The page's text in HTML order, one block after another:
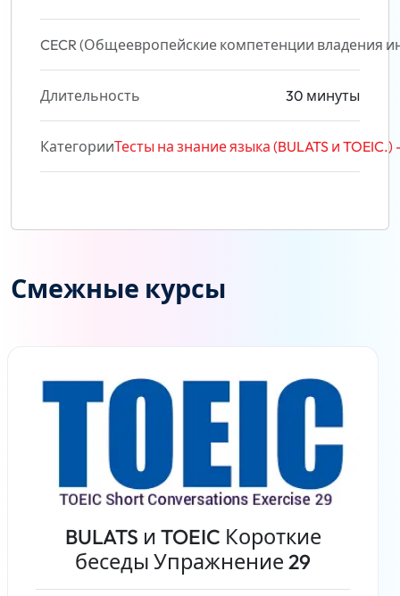
CECR (Общеевропейские компетенции владения
Длительность 30 минуты
КатегорииТесты на знание языка (BULATS и
Смежные курсы
BULATS и TOEIC Короткие
беседы Упражнение 29